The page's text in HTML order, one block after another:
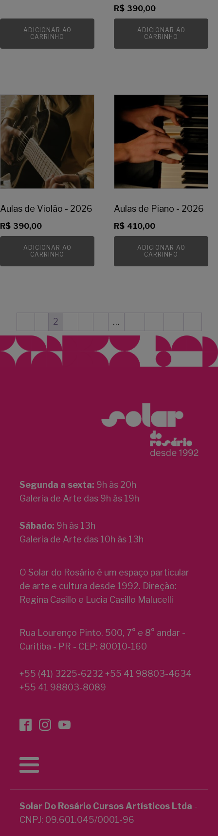
ADICIONAR AO
CARRINHO
R$ 390,00
ADICIONAR AO
CARRINHO
Aulas de Violão - 2026
R$ 390,00
ADICIONAR AO
CARRINHO
Aulas de Piano - 2026
R$ 410,00
ADICIONAR AO
CARRINHO
2 …
Segunda a sexta: 9h às 20h
Galeria de Arte das 9h às 19h
Sábado: 9h às 13h
Galeria de Arte das 10h às 13h
O Solar do Rosário é um espaço particular
de arte e cultura desde 1992. Direção:
Regina Casillo e Lucia Casillo Malucelli
Rua Lourenço Pinto, 500, 7° e 8° andar -
Curitiba - PR - CEP: 80010-160
+55 (41) 3225-6232 +55 41 98803-4634
+55 41 98803-8089
Solar Do Rosário Cursos Artísticos Ltda -
CNPJ: 09.601.045/0001-96